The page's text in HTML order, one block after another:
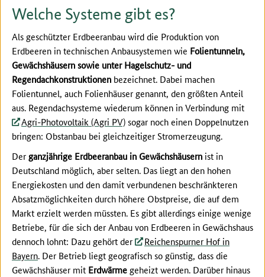
Welche Systeme gibt es?
Als geschützter Erdbeeranbau wird die Produktion von
Erdbeeren in technischen Anbausystemen wie Folientunneln,
Gewächshäusern sowie unter Hagelschutz- und
Regendachkonstruktionen bezeichnet. Dabei machen
Folientunnel, auch Folienhäuser genannt, den größten Anteil
aus. Regendachsysteme wiederum können in Verbindung mit
Agri-Photovoltaik (Agri PV)sogar noch einen Doppelnutzen
bringen: Obstanbau bei gleichzeitiger Stromerzeugung.
Der ganzjährige Erdbeeranbau in Gewächshäusern ist in
Deutschland möglich, aber selten. Das liegt an den hohen
Energiekosten und den damit verbundenen beschränkteren
Absatzmöglichkeiten durch höhere Obstpreise, die auf dem
Markt erzielt werden müssten. Es gibt allerdings einige wenige
Betriebe, für die sich der Anbau von Erdbeeren in Gewächshaus
dennoch lohnt: Dazu gehört der
Reichenspurner Hof in
Bayern. Der Betrieb liegt geografisch so günstig, dass die
Gewächshäuser mit Erdwärme geheizt werden. Darüber hinaus